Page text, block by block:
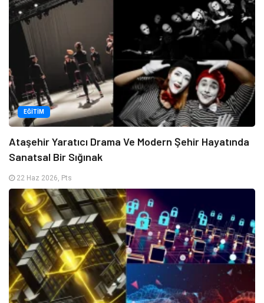
EĞITIM
Ataşehir Yaratıcı Drama Ve Modern Şehir Hayatında
Sanatsal Bir Sığınak
22 Haz 2026, Pts